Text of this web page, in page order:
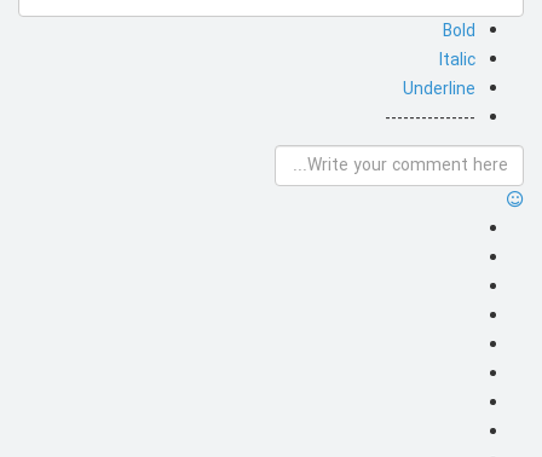
Bold
Italic
Underline
---------------